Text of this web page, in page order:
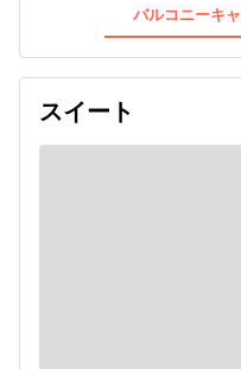
バルコニーキ
スイート